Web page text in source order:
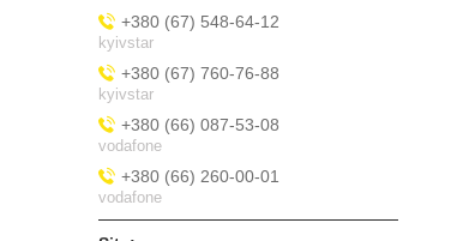
+380 (67) 548-64-12
kyivstar
+380 (67) 760-76-88
kyivstar
+380 (66) 087-53-08
vodafone
+380 (66) 260-00-01
vodafone